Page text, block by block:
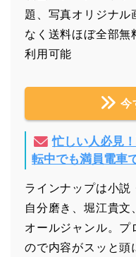
題、写真オリジナル
なく送料ほぼ全部無
利用可能
今
忙しい人必見
転中でも満員電車
ラインナップは小説
自分磨き、堀江貴
オールジャンル。プ
ので内容がスッと頭